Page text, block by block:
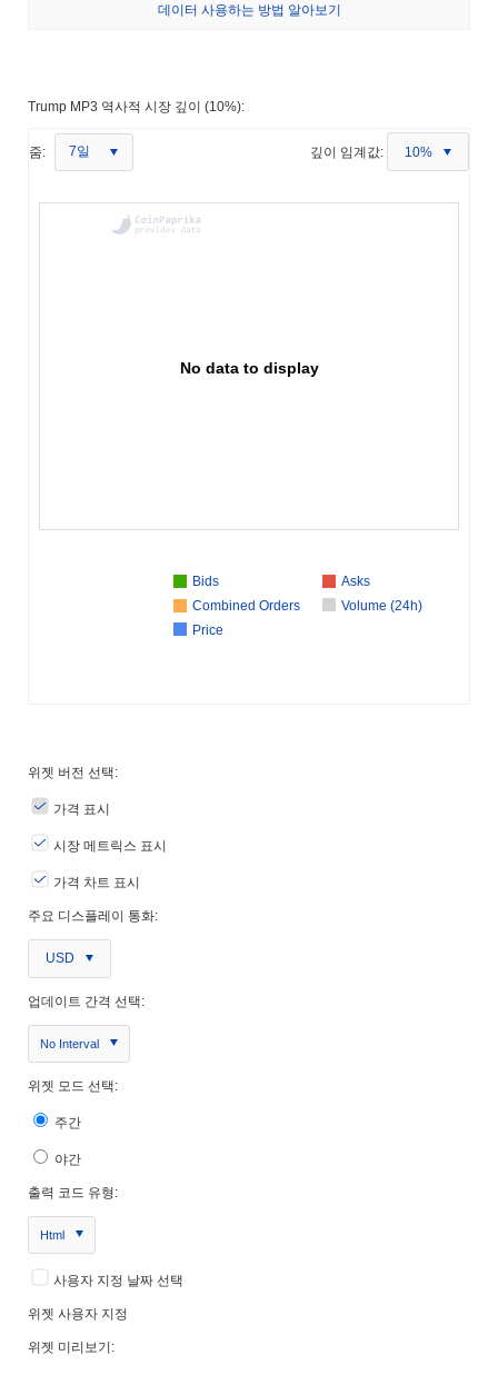
데이터 사용하는 방법 알아보기
Trump MP3 역사적 시장 깊이 (10%):
줌: 7일 깊이 임계값: 10%
No data to display
Bids
Asks
Combined Orders
Volume (24h)
Price
위젯 버전 선택:
가격 표시
시장 메트릭스 표시
가격 차트 표시
주요 디스플레이 통화:
USD
업데이트 간격 선택:
No Interval
위젯 모드 선택:
주간
야간
출력 코드 유형:
Html
사용자 지정 날짜 선택
위젯 사용자 지정
위젯 미리보기: